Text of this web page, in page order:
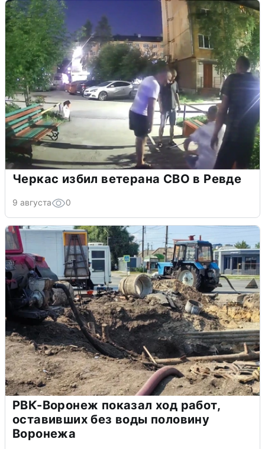
Черкас избил ветерана СВО в Ревде
9 августа 0
РВК-Воронеж показал ход работ,
оставивших без воды половину
Воронежа